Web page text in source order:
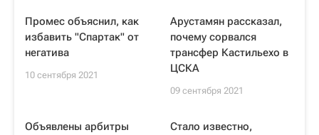
Промес объяснил, как
избавить "Спартак" от
негатива
10 сентября 2021
Арустамян рассказал,
почему сорвался
трансфер Кастильехо в
ЦСКА
09 сентября 2021
Объявлены арбитры
Стало известно,